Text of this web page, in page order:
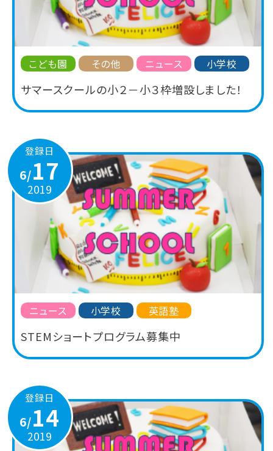
こども園 その他 ニュース 小学校
サマースクールの小２－小３枠増設しました！
登録日
6/17
2019
ニュース 小学校 英語塾
STEMショートプログラム募集中
登録日
6/14
2019